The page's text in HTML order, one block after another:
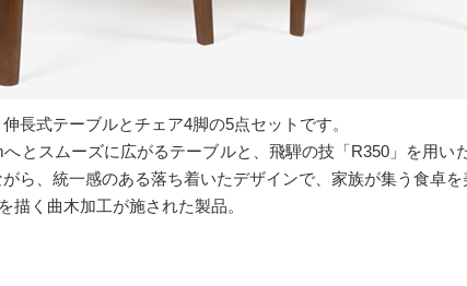
長式テーブルとチェア4脚の5点セットです。
とスムーズに広がるテーブルと、飛騨の技「R350」を用い
ら、統一感のある落ち着いたデザインで、家族が集う食卓を
く曲木加工が施された製品。